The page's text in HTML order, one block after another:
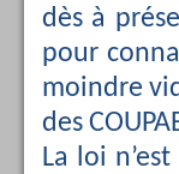
dès à
pour
moindre
des
La loi